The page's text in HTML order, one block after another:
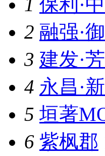
2 融强·
3 建发·
4 永昌·
5 垣著
6 紫枫郡